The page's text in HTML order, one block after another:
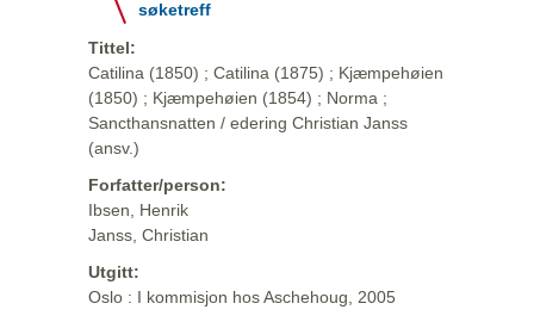
søketreff
Tittel:
Catilina (1850) ; Catilina (1875) ; Kjæmpehøien
(1850) ; Kjæmpehøien (1854) ; Norma ;
Sancthansnatten / edering Christian Janss
(ansv.)
Forfatter/person:
Ibsen, Henrik
Janss, Christian
Utgitt:
Oslo : I kommisjon hos Aschehoug, 2005